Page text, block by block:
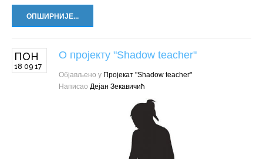
ОПШИРНИЈЕ...
ПОН
18 09 17
О пројекту "Shadow teacher"
Објављено у Пројекат "Shadow teacher"
Написао Дејан Зекавичић